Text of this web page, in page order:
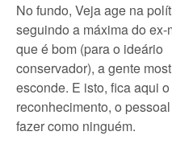
No fundo, Veja age na
seguindo a máxima do
que é bom (para o ideário
conservador), a gente
esconde. E isto, fica aqui o
reconhecimento, o
fazer como ninguém.